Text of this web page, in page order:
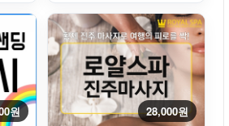
라카이여행 #보라카이맞춤투어
#필리핀가이드 #보라카이현지가
이드
원 28,000원